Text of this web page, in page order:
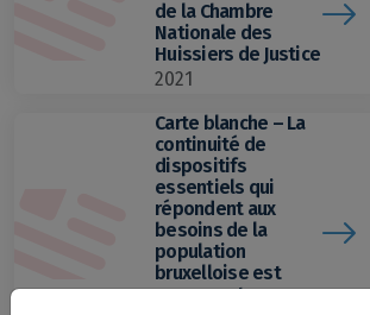
de la Chambre
Nationale des
Huissiers de Justice
2021
Carte blanche – La
continuité de
dispositifs
essentiels qui
répondent aux
besoins de la
population
bruxelloise est
gravement